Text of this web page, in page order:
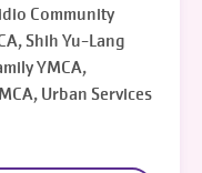
Community
Shih Yu-Lang
YMCA,
Urban Services